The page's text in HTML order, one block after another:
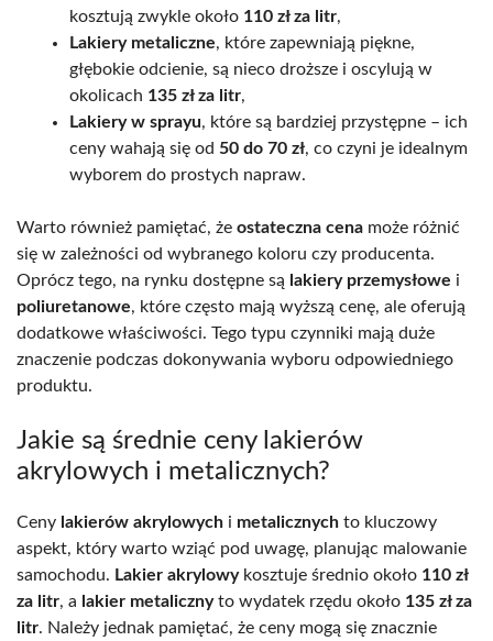
kosztują zwykle około 110 zł za litr,
Lakiery metaliczne, które zapewniają piękne,
głębokie odcienie, są nieco droższe i oscylują w
okolicach 135 zł za litr,
Lakiery w sprayu, które są bardziej przystępne – ich
ceny wahają się od 50 do 70 zł, co czyni je idealnym
wyborem do prostych napraw.
Warto również pamiętać, że ostateczna cena może różnić
się w zależności od wybranego koloru czy producenta.
Oprócz tego, na rynku dostępne są lakiery przemysłowe i
poliuretanowe, które często mają wyższą cenę, ale oferują
dodatkowe właściwości. Tego typu czynniki mają duże
znaczenie podczas dokonywania wyboru odpowiedniego
produktu.
Jakie są średnie ceny lakierów
akrylowych i metalicznych?
Ceny lakierów akrylowych i metalicznych to kluczowy
aspekt, który warto wziąć pod uwagę, planując malowanie
samochodu. Lakier akrylowykosztuje średnio około 110 zł
za litr, a lakier metalicznyto wydatek rzędu około 135 zł za
litr. Należy jednak pamiętać, że ceny mogą się znacznie